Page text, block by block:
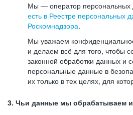
Мы — оператор персональных
есть в Реестре персональных
Роскомнадзора.
Мы уважаем
и делаем всё для того, чтобы
законной обработки данных и
персональные данные в
их только в тех целях, для
3. Чьи данные мы обрабатываем и